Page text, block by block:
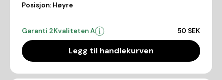
Posisjon: Høyre
Garanti 2Kvaliteten A 50 SEK
Legg til handlekurven